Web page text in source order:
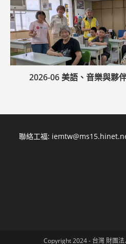
2026-06 美語、音樂與夥
聯絡工福:
Copyright 2024 - 台灣 財團